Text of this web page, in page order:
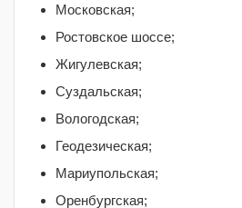
Московская;
Ростовское шоссе;
Жигулевская;
Суздальская;
Вологодская;
Геодезическая;
Мариупольская;
Оренбургская;